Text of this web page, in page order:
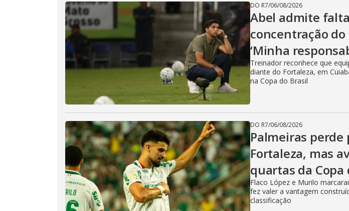
DO R7/06/08/2026
Abel admite
concentração do
‘Minha
Treinador reconhece que
diante do Fortaleza, em
na Copa do Brasil
DO R7/06/08/2026
Palmeiras perde
Fortaleza, mas
quartas da Copa
Flaco López e Murilo
fez valer a vantagem
classificação